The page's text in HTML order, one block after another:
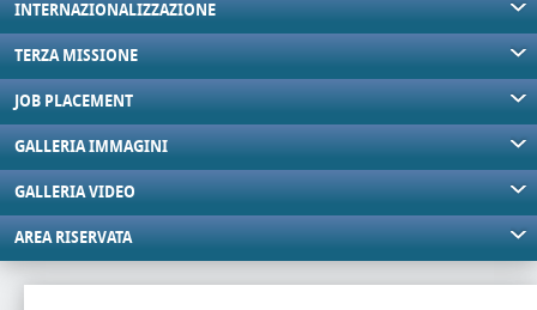
INTERNAZIONALIZZAZIONE
TERZA MISSIONE
JOB PLACEMENT
GALLERIA IMMAGINI
GALLERIA VIDEO
AREA RISERVATA